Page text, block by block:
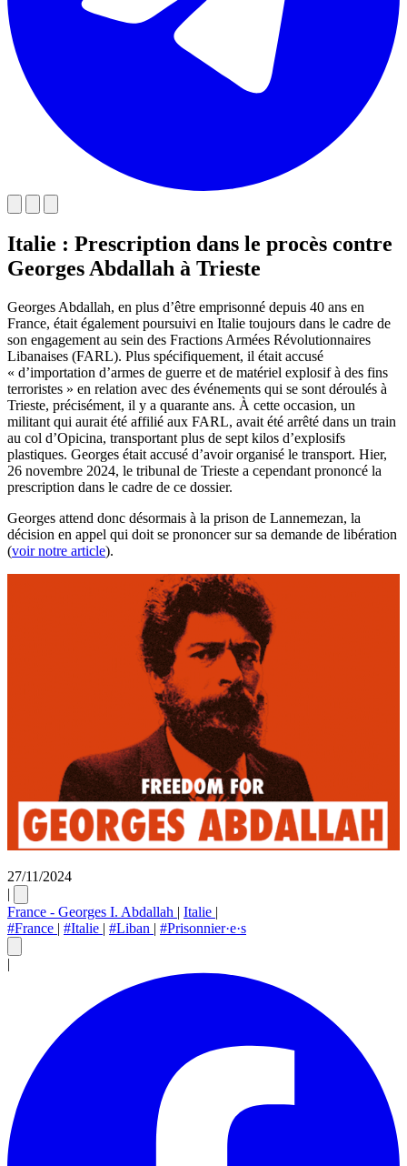
Italie : Prescription dans le procès contre
Georges Abdallah à Trieste
Georges Abdallah, en plus d’être emprisonné depuis 40 ans en
France, était également poursuivi en Italie toujours dans le cadre de
son engagement au sein des Fractions Armées Révolutionnaires
Libanaises (FARL). Plus spécifiquement, il était accusé
« d’importation d’armes de guerre et de matériel explosif à des fins
terroristes » en relation avec des événements qui se sont déroulés à
Trieste, précisément, il y a quarante ans. À cette occasion, un
militant qui aurait été affilié aux FARL, avait été arrêté dans un train
au col d’Opicina, transportant plus de sept kilos d’explosifs
plastiques. Georges était accusé d’avoir organisé le transport. Hier,
26 novembre 2024, le tribunal de Trieste a cependant prononcé la
prescription dans le cadre de ce dossier.
Georges attend donc désormais à la prison de Lannemezan, la
décision en appel qui doit se prononcer sur sa demande de libération
(voir notre article).
27/11/2024
|
France - Georges I. Abdallah | Italie |
#France | #Italie | #Liban | #Prisonnier·e·s
|